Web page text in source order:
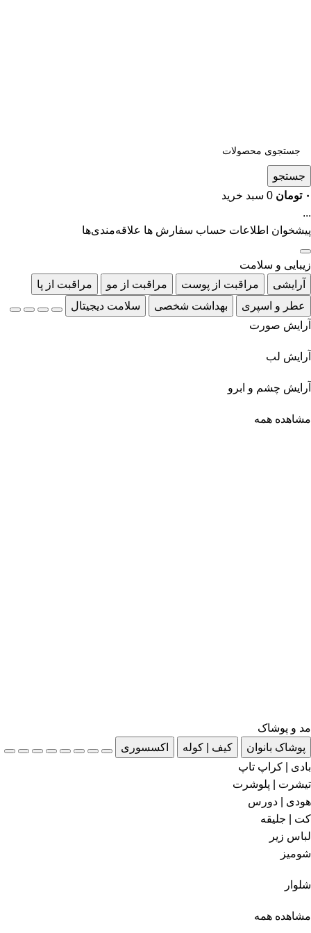
جستجو
۰ تومان 0 سبد خرید
...
پیشخوان اطلاعات حساب سفارش ها علاقه‌مندی‌ها
زیبایی و سلامت
آرایشی
مراقبت از پوست مراقبت از مو
مراقبت از پا
عطر و اسپری
بهداشت شخصی
سلامت دیجیتال
آرایش صورت
آرایش لب
آرایش چشم و ابرو
مشاهده همه
مد و پوشاک
پوشاک بانوان
کیف | کوله
اکسسوری
بادی | کراپ تاپ
تیشرت | پلوشرت
هودی | دورس
کت | جلیقه
لباس زیر
شومیز
شلوار
مشاهده همه